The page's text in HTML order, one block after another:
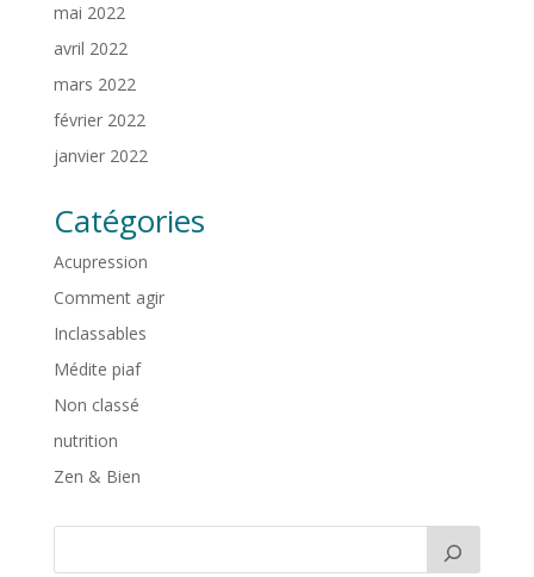
mai 2022
avril 2022
mars 2022
février 2022
janvier 2022
Catégories
Acupression
Comment agir
Inclassables
Médite piaf
Non classé
nutrition
Zen & Bien